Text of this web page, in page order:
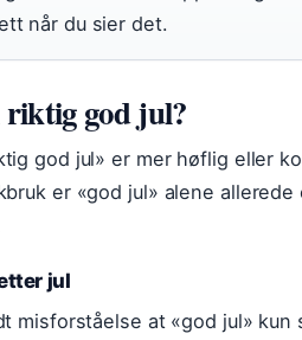
når du sier det.
god jul?
god jul» er mer høflig eller
er «god jul» alene allerede
jul
misforståelse at «god jul» kun